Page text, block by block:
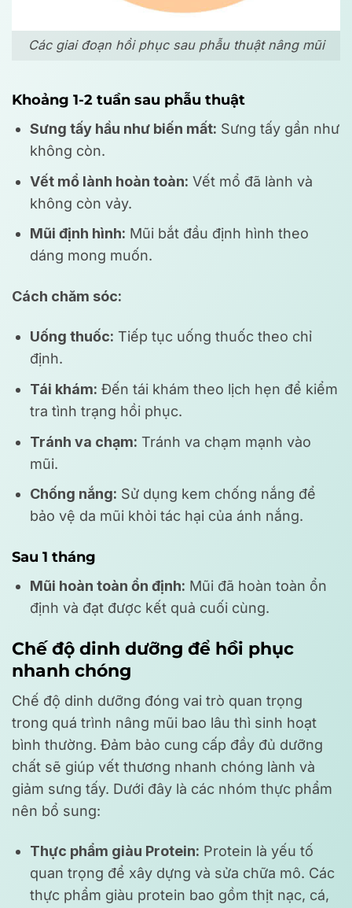
Các giai đoạn hồi phục sau phẫu thuật nâng mũi
Khoảng 1-2 tuần sau phẫu thuật
Sưng tấy hầu như biến mất: Sưng tấy gần như
không còn.
Vết mổ lành hoàn toàn: Vết mổ đã lành và
không còn vảy.
Mũi định hình: Mũi bắt đầu định hình theo
dáng mong muốn.
Cách chăm sóc:
Uống thuốc: Tiếp tục uống thuốc theo chỉ
định.
Tái khám: Đến tái khám theo lịch hẹn để kiểm
tra tình trạng hồi phục.
Tránh va chạm: Tránh va chạm mạnh vào
mũi.
Chống nắng: Sử dụng kem chống nắng để
bảo vệ da mũi khỏi tác hại của ánh nắng.
Sau 1 tháng
Mũi hoàn toàn ổn định: Mũi đã hoàn toàn ổn
định và đạt được kết quả cuối cùng.
Chế độ dinh dưỡng để hồi phục
nhanh chóng
Chế độ dinh dưỡng đóng vai trò quan trọng
trong quá trình nâng mũi bao lâu thì sinh hoạt
bình thường. Đảm bảo cung cấp đầy đủ dưỡng
chất sẽ giúp vết thương nhanh chóng lành và
giảm sưng tấy. Dưới đây là các nhóm thực phẩm
nên bổ sung:
Thực phẩm giàu Protein: Protein là yếu tố
quan trọng để xây dựng và sửa chữa mô. Các
thực phẩm giàu protein bao gồm thịt nạc, cá,